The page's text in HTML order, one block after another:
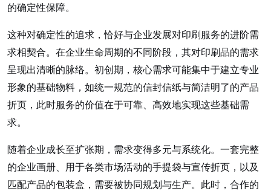
的确定性保障。
这种对确定性的追求，恰好与企业发展对印刷服务的进阶需
求相契合。在企业生命周期的不同阶段，其对印刷品的需求
呈现出清晰的脉络。初创期，核心需求可能集中于建立专业
形象的基础物料，如统一规范的信封信纸与简洁明了的产品
折页，此时服务的价值在于可靠、高效地实现这些基础需
求。
随着企业成长至扩张期，需求变得多元与系统化。一套完整
的企业画册、用于各类市场活动的手提袋与宣传折页，以及
匹配产品的包装盒，需要被协同规划与生产。此时，合作的